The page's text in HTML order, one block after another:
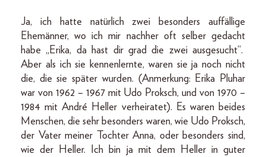
Ja, ich hatte natürlich zwei besonders auffällige
Ehemänner, wo ich mir nachher oft selber gedacht
habe „Erika, da hast dir grad die zwei ausgesucht“.
Aber als ich sie kennenlernte, waren sie ja noch nicht
die, die sie später wurden. (Anmerkung: Erika Pluhar
war von 1962 – 1967 mit Udo Proksch, und von 1970 –
1984 mit André Heller verheiratet). Es waren beides
Menschen, die sehr besonders waren, wie Udo Proksch,
der Vater meiner Tochter Anna, oder besonders sind,
wie der Heller. Ich bin ja mit dem Heller in guter